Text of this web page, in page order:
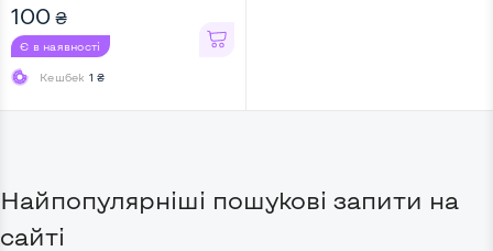
100 ₴
Є в наявності
Кешбек 1 ₴
Найпопулярніші пошукові запити на
сайті